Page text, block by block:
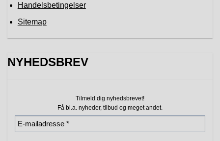
Handelsbetingelser
Sitemap
NYHEDSBREV
Tilmeld dig nyhedsbrevet!
Få bl.a. nyheder, tilbud og meget andet.